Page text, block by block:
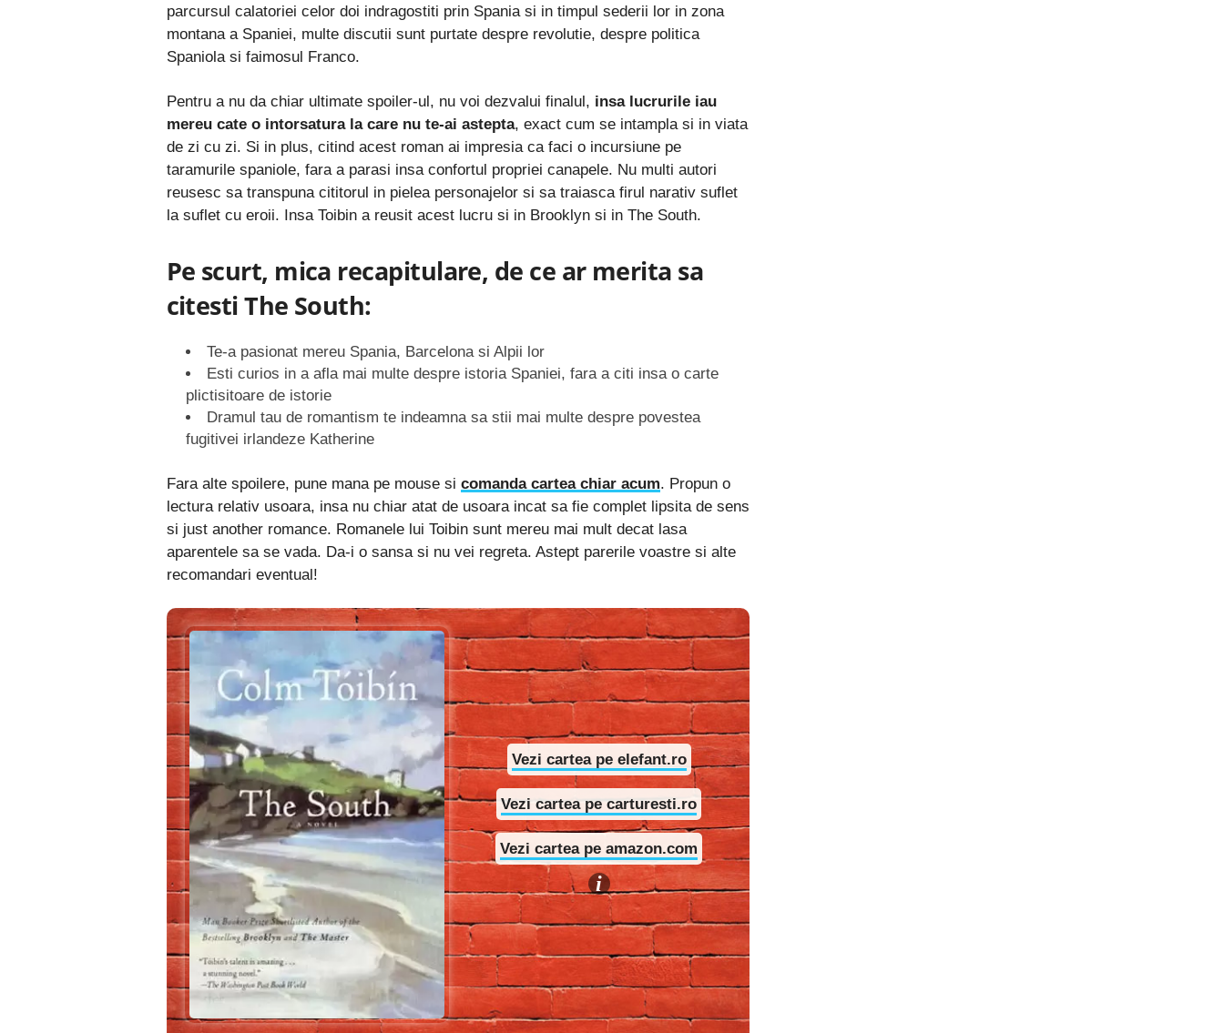
parcursul calatoriei celor doi indragostiti prin Spania si in timpul sederii lor in zona
montana a Spaniei, multe discutii sunt purtate despre revolutie, despre politica
Spaniola si faimosul Franco.
Pentru a nu da chiar ultimate spoiler-ul, nu voi dezvalui finalul, insa lucrurile iau
mereu cate o intorsatura la care nu te-ai astepta, exact cum se intampla si in viata
de zi cu zi. Si in plus, citind acest roman ai impresia ca faci o incursiune pe
taramurile spaniole, fara a parasi insa confortul propriei canapele. Nu multi autori
reusesc sa transpuna cititorul in pielea personajelor si sa traiasca firul narativ suflet
la suflet cu eroii. Insa Toibin a reusit acest lucru si in Brooklyn si in The South.
Pe scurt, mica recapitulare, de ce ar merita sa
citesti The South:
Te-a pasionat mereu Spania, Barcelona si Alpii lor
Esti curios in a afla mai multe despre istoria Spaniei, fara a citi insa o carte
plictisitoare de istorie
Dramul tau de romantism te indeamna sa stii mai multe despre povestea
fugitivei irlandeze Katherine
Fara alte spoilere, pune mana pe mouse si comanda cartea chiar acum. Propun o
lectura relativ usoara, insa nu chiar atat de usoara incat sa fie complet lipsita de sens
si just another romance. Romanele lui Toibin sunt mereu mai mult decat lasa
aparentele sa se vada. Da-i o sansa si nu vei regreta. Astept parerile voastre si alte
recomandari eventual!
Vezi cartea pe elefant.ro
Vezi cartea pe carturesti.ro
Vezi cartea pe amazon.com
i